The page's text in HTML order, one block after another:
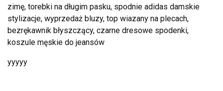
zimę, torebki na długim pasku, spodnie adidas damskie
stylizacje, wyprzedaż bluzy, top wiazany na plecach,
bezrękawnik błyszczący, czarne dresowe spodenki,
koszule męskie do jeansów
yyyyy